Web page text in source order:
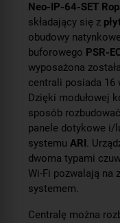
Neo-IP-64-SET
składający się z
obudowy
buforowego PSR-
wyposażona
centrali posiada 16
Dzięki modułowej
sposób
panele dotykowe i/
systemu ARI .
dwoma typami
Wi-Fi pozwalają na
systemem.
Centralę można